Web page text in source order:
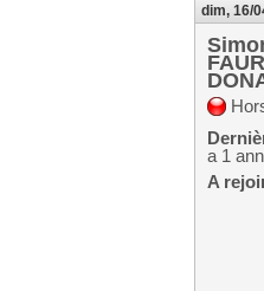
dim, 16/
a 1
A